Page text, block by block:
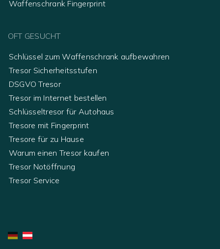
Waffenschrank Fingerprint
OFT GESUCHT
Schlüssel zum Waffenschrank aufbewahren
Tresor Sicherheitsstufen
DSGVO Tresor
Tresor im Internet bestellen
Schlüsseltresor für Autohaus
Tresore mit Fingerprint
Tresore für zu Hause
Warum einen Tresor kaufen
Tresor Notöffnung
Tresor Service